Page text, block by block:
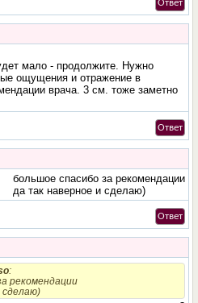
Ответ
мало - продолжите. Нужно
ощущения и отражение в
врача. 3 см. тоже заметно
Ответ
большое спасибо за рекомендации
да так наверное и сделаю)
Ответ
:
рекомендации
сделаю)